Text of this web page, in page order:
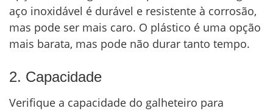
aço inoxidável é durável e resistente à corrosão,
mas pode ser mais caro. O plástico é uma opção
mais barata, mas pode não durar tanto tempo.
2. Capacidade
Verifique a capacidade do galheteiro para